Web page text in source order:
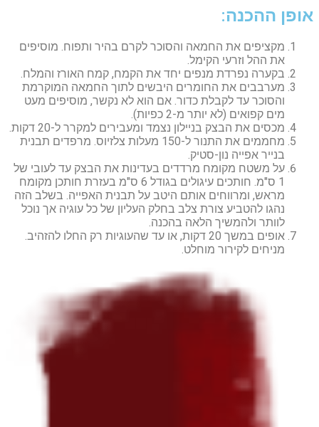
אופן ההכנה:
מקציפים את החמאה והסוכר לקרם בהיר ותפוח. מוסיפים
את ההל וזרעי הקימל.
בקערה נפרדת מנפים יחד את הקמח, קמח האורז והמלח.
מערבבים את החומרים היבשים לתוך החמאה המוקרמת
והסוכר עד לקבלת כדור. אם הוא לא נקשר, מוסיפים מעט
מים קפואים (לא יותר מ-2 כפיות).
מכסים את הבצק בניילון נצמד ומעבירים למקרר ל-20 דקות.
מחממים את התנור ל-150 מעלות צלזיוס. מרפדים תבנית
בנייר אפייה נון-סטיק.
על משטח מקומח מרדדים בעדינות את הבצק עד לעובי של
1 ס"מ. חותכים עיגולים בגודל 6 ס"מ בעזרת חותכן מקומח
מראש, ומרווחים אותם היטב על תבנית האפייה. בשלב הזה
נהגו להטביע צורת צלב בחלק העליון של כל עוגיה אך נוכל
לוותר ולהמשיך הלאה בהכנה.
אופים במשך 20 דקות, או עד שהעוגיות רק החלו להזהיב.
מניחים לקירור מוחלט.